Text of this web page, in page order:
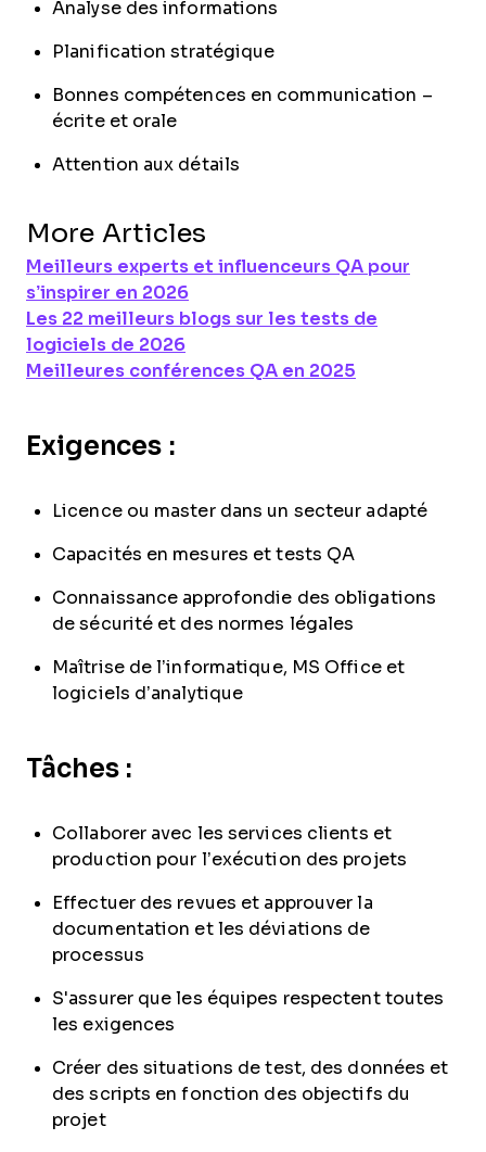
Analyse des informations
Planification stratégique
Bonnes compétences en communication –
écrite et orale
Attention aux détails
More Articles
Meilleurs experts et influenceurs QA pour
s’inspirer en 2026
Les 22 meilleurs blogs sur les tests de
logiciels de 2026
Meilleures conférences QA en 2025
Exigences :
Licence ou master dans un secteur adapté
Capacités en mesures et tests QA
Connaissance approfondie des obligations
de sécurité et des normes légales
Maîtrise de l’informatique, MS Office et
logiciels d’analytique
Tâches :
Collaborer avec les services clients et
production pour l’exécution des projets
Effectuer des revues et approuver la
documentation et les déviations de
processus
S'assurer que les équipes respectent toutes
les exigences
Créer des situations de test, des données et
des scripts en fonction des objectifs du
projet